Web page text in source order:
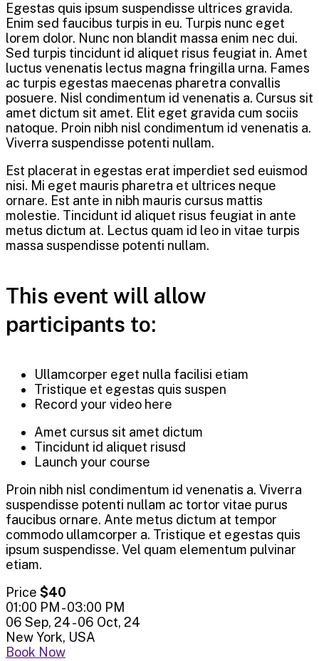
Egestas quis ipsum suspendisse ultrices gravida.
Enim sed faucibus turpis in eu. Turpis nunc eget
lorem dolor. Nunc non blandit massa enim nec dui.
Sed turpis tincidunt id aliquet risus feugiat in. Amet
luctus venenatis lectus magna fringilla urna. Fames
ac turpis egestas maecenas pharetra convallis
posuere. Nisl condimentum id venenatis a. Cursus sit
amet dictum sit amet. Elit eget gravida cum sociis
natoque. Proin nibh nisl condimentum id venenatis a.
Viverra suspendisse potenti nullam.
Est placerat in egestas erat imperdiet sed euismod
nisi. Mi eget mauris pharetra et ultrices neque
ornare. Est ante in nibh mauris cursus mattis
molestie. Tincidunt id aliquet risus feugiat in ante
metus dictum at. Lectus quam id leo in vitae turpis
massa suspendisse potenti nullam.
This event will allow
participants to:
Ullamcorper eget nulla facilisi etiam
Tristique et egestas quis suspen
Record your video here
Amet cursus sit amet dictum
Tincidunt id aliquet risusd
Launch your course
Proin nibh nisl condimentum id venenatis a. Viverra
suspendisse potenti nullam ac tortor vitae purus
faucibus ornare. Ante metus dictum at tempor
commodo ullamcorper a. Tristique et egestas quis
ipsum suspendisse. Vel quam elementum pulvinar
etiam.
Price $40
01:00 PM - 03:00 PM
06 Sep, 24 - 06 Oct, 24
New York, USA
Book Now